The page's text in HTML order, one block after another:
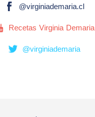
@virginiademaria.cl
Recetas Virginia Demaria
@virginiademaria